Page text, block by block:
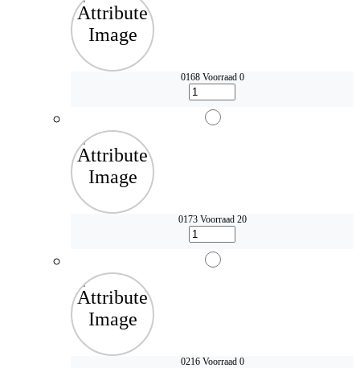
0168 Voorraad 0
0173 Voorraad 20
0216 Voorraad 0